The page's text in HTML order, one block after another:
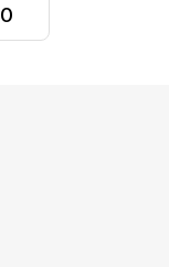
0